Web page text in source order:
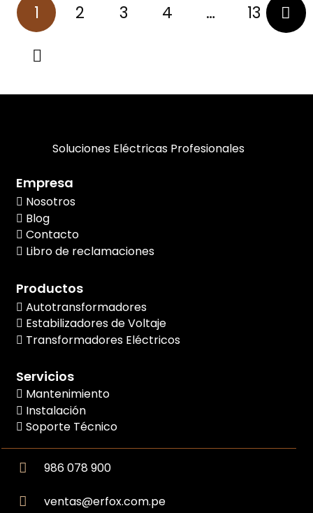
1 2 3 4 … 13
Soluciones Eléctricas Profesionales
Empresa
Nosotros
Blog
Contacto
Libro de reclamaciones
Productos
Autotransformadores
Estabilizadores de Voltaje
Transformadores Eléctricos
Servicios
Mantenimiento
Instalación
Soporte Técnico
986 078 900
ventas@erfox.com.pe